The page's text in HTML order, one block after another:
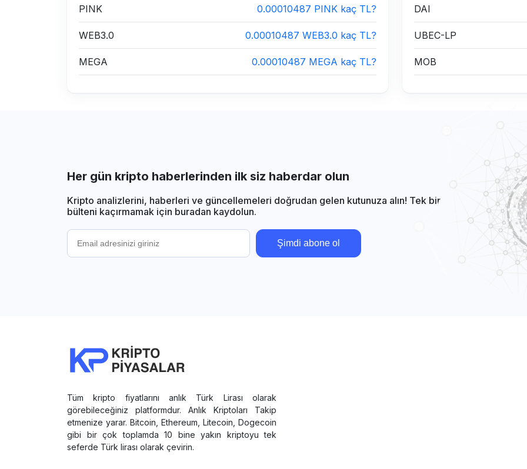
PINK 0.00010487 PINK kaç TL?
WEB3.0 0.00010487 WEB3.0 kaç TL?
MEGA 0.00010487 MEGA kaç TL?
DAI
UBEC-LP
MOB
Her gün kripto haberlerinden ilk siz haberdar olun
Kripto analizlerini, haberleri ve güncellemeleri doğrudan gelen kutunuza alın! Tek bir
bülteni kaçırmamak için buradan kaydolun.
Şimdi abone ol
Tüm kripto fiyatlarını anlık Türk Lirası olarak
görebileceğiniz platformdur. Anlık Kriptoları Takip
etmenize yarar. Bitcoin, Ethereum, Litecoin, Dogecoin
gibi bir çok toplamda 10 bine yakın kriptoyu tek
seferde Türk lirası olarak çevirin.